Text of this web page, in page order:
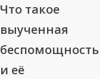
Что
выученная
беспомощность
и
Что такое
выученная
беспомощность
и её